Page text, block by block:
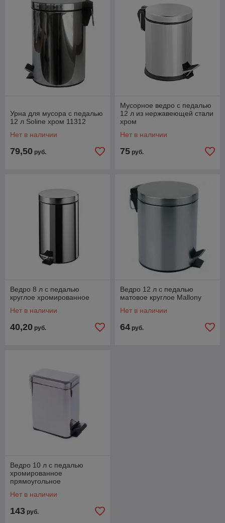
Урна для мусора с педалью
12 л Soline хром 11312
Нет в наличии
79,50 руб.
Мусорное ведро с педалью
12 л из нержавеющей стали
хром
Нет в наличии
75 руб.
Ведро 8 л с педалью
круглое хромированное
Нет в наличии
40,20 руб.
Ведро 12 л с педалью
матовое круглое Mallony
Нет в наличии
64 руб.
Ведро 10 л с педалью
хромированное
прямоугольное
Нет в наличии
143 руб.